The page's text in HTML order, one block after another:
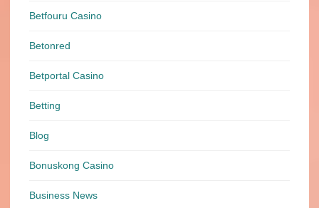
Betfouru Casino
Betonred
Betportal Casino
Betting
Blog
Bonuskong Casino
Business News